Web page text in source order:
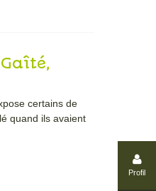
certains de
quand ils avaient
Profil